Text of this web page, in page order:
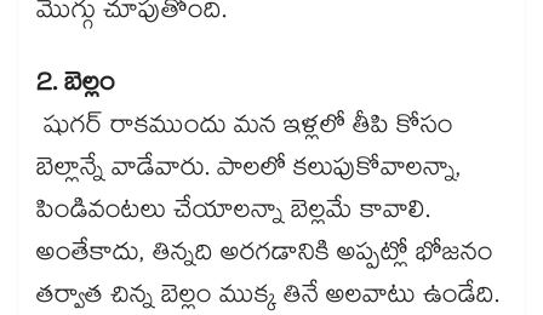
మొగ్గు చూపుతోంది.
2. బెల్లం
షుగర్ రాకముందు మన ఇళ్లలో తీపి కోసం
బెల్లాన్నే వాడేవారు. పాలలో కలుపుకోవాలన్నా,
పిండివంటలు చేయాలన్నా బెల్లమే కావాలి.
అంతేకాదు, తిన్నది అరగడానికి అప్పట్లో భోజనం
తర్వాత చిన్న బెల్లం ముక్క తినే అలవాటు ఉండేది.